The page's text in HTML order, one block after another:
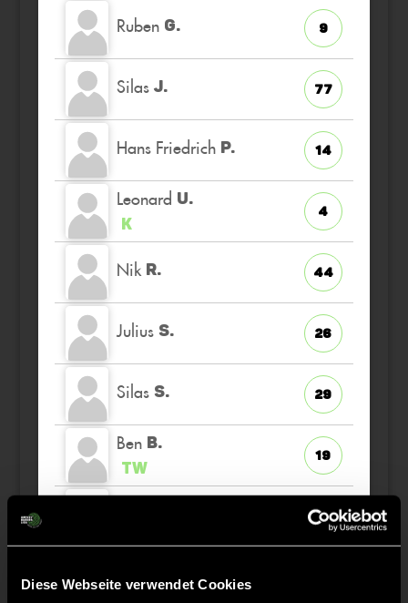
Diese Webseite verwendet Cookies
Ruben G. 9
Silas J. 77
Hans Friedrich P. 14
Leonard U.
K
4
Nik R. 44
Julius S. 26
Silas S. 29
Ben B.
TW
19
55